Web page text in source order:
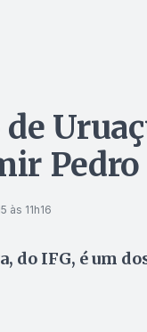
às 11h16
do IFG, é um